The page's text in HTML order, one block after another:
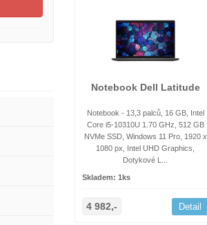
Notebook Dell Latitude
Notebook - 13,3 palců, 16 GB, Intel
Core i5-10310U 1.70 GHz, 512 GB
NVMe SSD, Windows 11 Pro, 1920 x
1080 px, Intel UHD Graphics,
Dotykové L...
Skladem: 1ks
4 982,- Detail